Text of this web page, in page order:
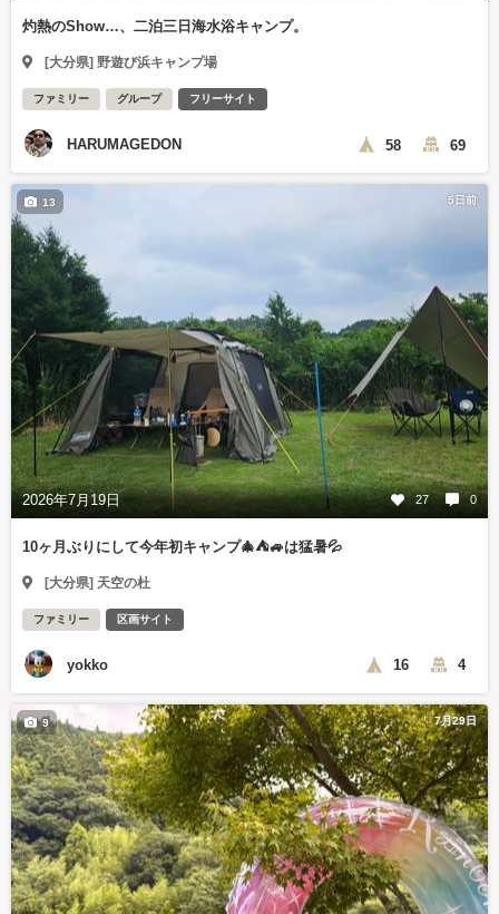
灼熱のShow…、二泊三日海水浴キャンプ。
[大分県] 野遊び浜キャンプ場
ファミリー グループ フリーサイト
HARUMAGEDON 58 69
5日前
2026年7月19日 27 0
13
10ヶ月ぶりにして今年初キャンプ🎄⛺🚙は猛暑💦
[大分県] 天空の杜
ファミリー 区画サイト
yokko 16 4
7月29日
9